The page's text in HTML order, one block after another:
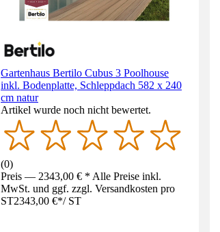
Gartenhaus Bertilo Cubus 3 Poolhouse
inkl. Bodenplatte, Schleppdach 582 x 240
cm natur
Artikel wurde noch nicht bewertet.
(0)
Preis — 2343,00 € * Alle Preise inkl.
MwSt. und ggf. zzgl. Versandkosten pro
ST2343,00 €*/ ST